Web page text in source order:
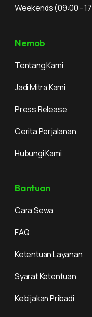
Weekends(09:00 -
Nemob
Tentang Kami
Jadi Mitra Kami
Press Release
Cerita Perjalanan
Hubungi Kami
Bantuan
Cara Sewa
FAQ
Ketentuan Layanan
Syarat Ketentuan
Kebijakan Pribadi